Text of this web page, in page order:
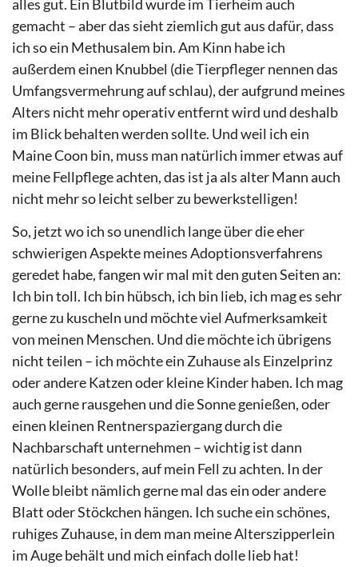
alles gut. Ein Blutbild wurde im Tierheim auch
gemacht – aber das sieht ziemlich gut aus dafür, dass
ich so ein Methusalem bin. Am Kinn habe ich
außerdem einen Knubbel (die Tierpfleger nennen das
Umfangsvermehrung auf schlau), der aufgrund meines
Alters nicht mehr operativ entfernt wird und deshalb
im Blick behalten werden sollte. Und weil ich ein
Maine Coon bin, muss man natürlich immer etwas auf
meine Fellpflege achten, das ist ja als alter Mann auch
nicht mehr so leicht selber zu bewerkstelligen!
So, jetzt wo ich so unendlich lange über die eher
schwierigen Aspekte meines Adoptionsverfahrens
geredet habe, fangen wir mal mit den guten Seiten an:
Ich bin toll. Ich bin hübsch, ich bin lieb, ich mag es sehr
gerne zu kuscheln und möchte viel Aufmerksamkeit
von meinen Menschen. Und die möchte ich übrigens
nicht teilen – ich möchte ein Zuhause als Einzelprinz
oder andere Katzen oder kleine Kinder haben. Ich mag
auch gerne rausgehen und die Sonne genießen, oder
einen kleinen Rentnerspaziergang durch die
Nachbarschaft unternehmen – wichtig ist dann
natürlich besonders, auf mein Fell zu achten. In der
Wolle bleibt nämlich gerne mal das ein oder andere
Blatt oder Stöckchen hängen. Ich suche ein schönes,
ruhiges Zuhause, in dem man meine Alterszipperlein
im Auge behält und mich einfach dolle lieb hat!